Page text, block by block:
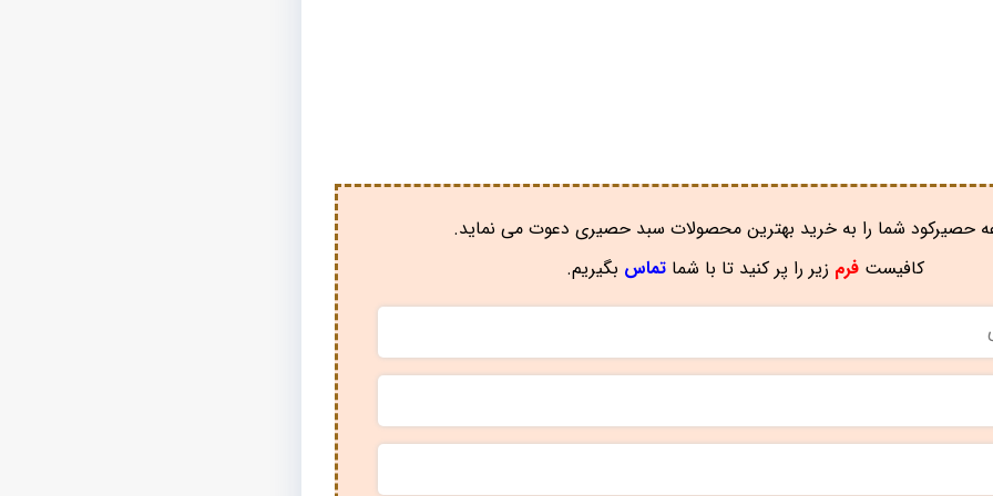
حصیرکود شما را به خرید بهترین محصولات سبد حصیری دعوت می نماید.
کافیستفرم زیر را پر کنید تا با شماتماس بگیریم.